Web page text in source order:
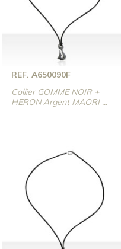
REF. A650090F
Collier GOMME NOIR +
HERON Argent MAORI ...